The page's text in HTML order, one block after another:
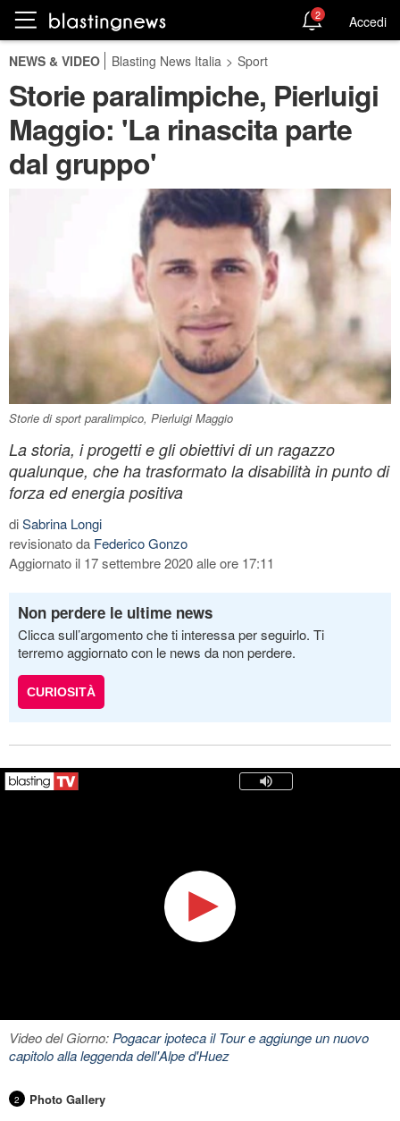
2 Accedi
NEWS & VIDEO Blasting News Italia > Sport
Storie paralimpiche, Pierluigi
Maggio: 'La rinascita parte
dal gruppo'
Storie di sport paralimpico, Pierluigi Maggio
La storia, i progetti e gli obiettivi di un ragazzo
qualunque, che ha trasformato la disabilità in punto di
forza ed energia positiva
diSabrina Longi
revisionato da Federico Gonzo
Aggiornato il 17 settembre 2020 alle ore 17:11
Non perdere le ultime news
Clicca sull’argomento che ti interessa per seguirlo. Ti
terremo aggiornato con le news da non perdere.
CURIOSITÀ
Video del Giorno:Pogacar ipoteca il Tour e aggiunge un nuovo
capitolo alla leggenda dell'Alpe d'Huez
2 Photo Gallery